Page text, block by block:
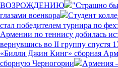
ВОЗРОЖДЕНИЮ
"Страшно
глазами военкора
Студент
стал победителем турнира по
Армении по теннису добилась
вернувшись во II группу спустя
«Билли Джин Кинг» сборная
сборную Черногории
Армения